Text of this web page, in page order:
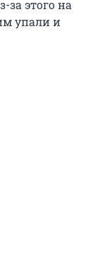
за этого на
упали и